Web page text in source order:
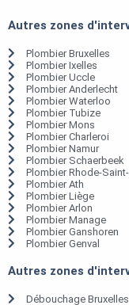
Autres zones
Plombier Bruxelles
Plombier Ixelles
Plombier Uccle
Plombier Anderlecht
Plombier Waterloo
Plombier Tubize
Plombier Mons
Plombier Charleroi
Plombier Namur
Plombier Schaerbeek
Plombier Rhode-
Plombier Ath
Plombier Liège
Plombier Arlon
Plombier Manage
Plombier Ganshoren
Plombier Genval
Autres zones
Débouchage Bruxelles